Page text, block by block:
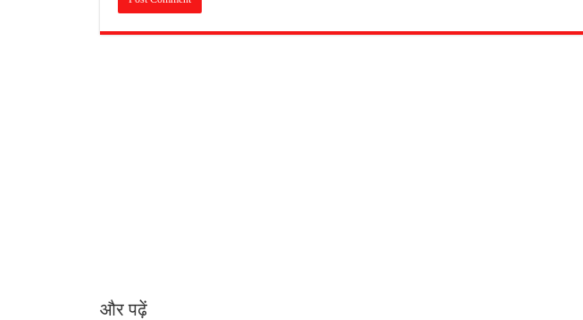
और पढ़ें